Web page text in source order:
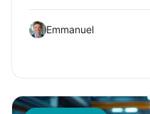
Emmanuel